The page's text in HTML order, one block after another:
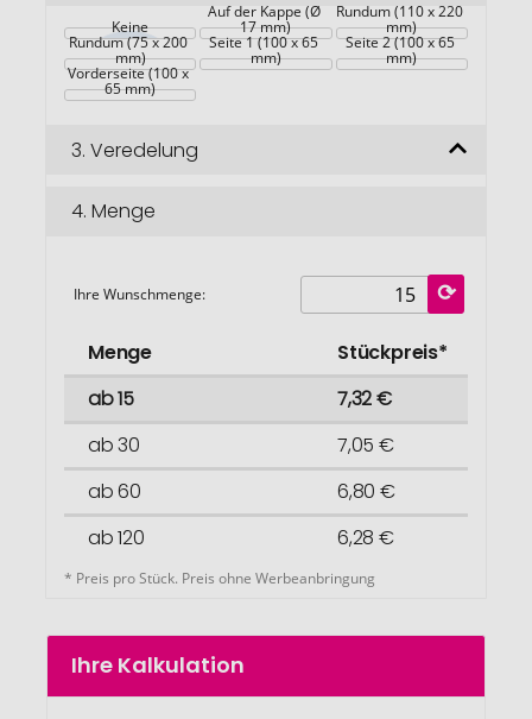
Keine
Auf der Kappe (Ø
17 mm)
Rundum (110 x 220
mm)
Rundum (75 x 200
mm)
Seite 1 (100 x 65
mm)
Seite 2 (100 x 65
mm)
Vorderseite (100 x
65 mm)
3. Veredelung
4. Menge
Ihre Wunschmenge:
Menge
Stückpreis*
ab 15
7,32 €
ab 30
7,05 €
ab 60
6,80 €
ab 120
6,28 €
* Preis pro Stück. Preis ohne Werbeanbringung
Ihre Kalkulation